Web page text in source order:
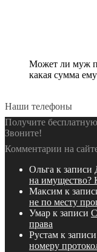
Может ли муж
какая сумма
Наши телефоны
Получите
Звоните!
Комментарии на
Ольга к записи
на имущество?
Максим к
не по месту
Умар к записи
права
Рустам к записи
номеру